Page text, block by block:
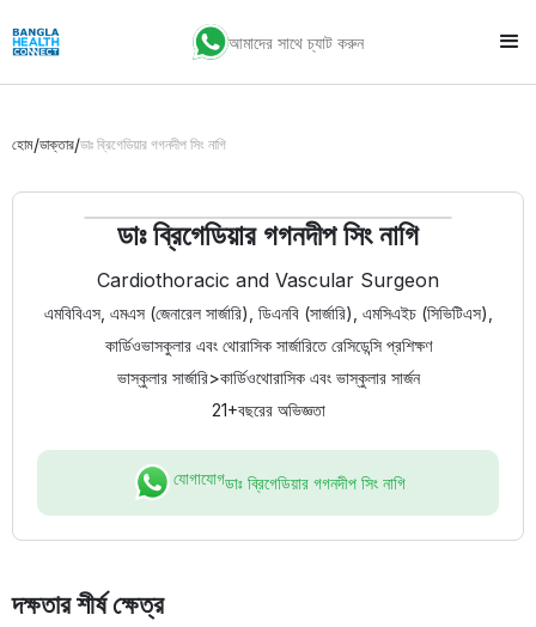
আমাদের সাথে চ্যাট করুন
হোম/ডাক্তার/ডাঃ ব্রিগেডিয়ার গগনদীপ সিং নাগি
ডাঃ ব্রিগেডিয়ার গগনদীপ সিং নাগি
Cardiothoracic and Vascular Surgeon
এমবিবিএস, এমএস (জেনারেল সার্জারি), ডিএনবি (সার্জারি), এমসিএইচ (সিভিটিএস),
কার্ডিওভাসকুলার এবং থোরাসিক সার্জারিতে রেসিডেন্সি প্রশিক্ষণ
ভাস্কুলার সার্জারি>কার্ডিওথোরাসিক এবং ভাস্কুলার সার্জন
21+বছরের অভিজ্ঞতা
যোগাযোগডাঃ ব্রিগেডিয়ার গগনদীপ সিং নাগি
দক্ষতার শীর্ষ ক্ষেত্র